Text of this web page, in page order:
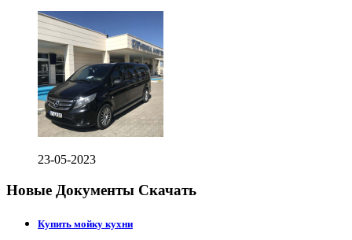
23-05-2023
Новые Документы Скачать
Купить мойку кухни